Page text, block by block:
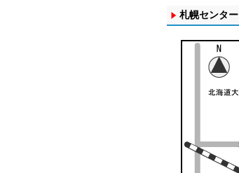
札幌センター